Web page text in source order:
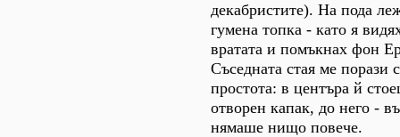
декабристите). На пода
гумена топка - като я
вратата и помъкнах фон
Съседната стая ме порази
простота: в центъра й
отворен капак, до него -
нямаше нищо повече.